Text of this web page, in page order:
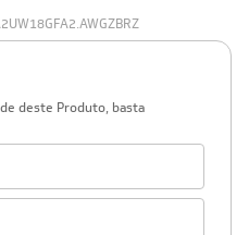
deste Produto, basta